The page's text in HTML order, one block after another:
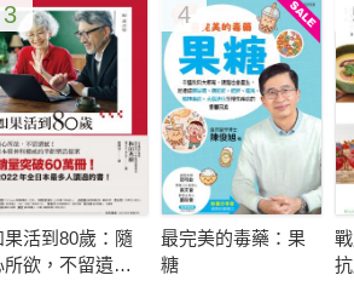
示好了？
根治嗎？
適當運動＝降低尿酸＋遠離痛風
誘發痛風的主因！
上你！
3
果活到80歲：隨
所欲，不留遺
4
最完美的毒藥：果
糖